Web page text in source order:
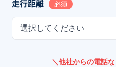
走行距離 必須
選択してください
＼他社からの電話